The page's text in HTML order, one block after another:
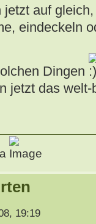
auf
eindeckeln
Dingen
jetzt das welt-
19:19